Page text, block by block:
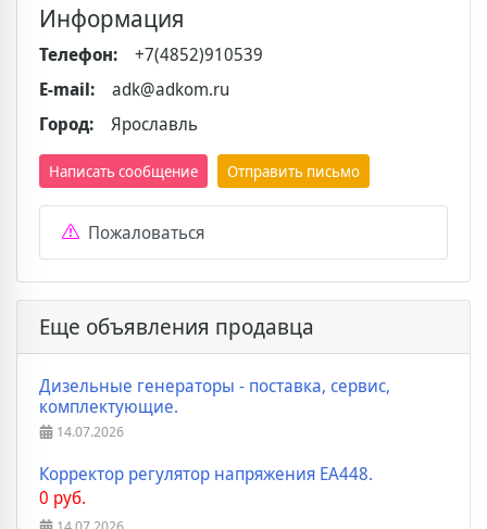
Информация
Телефон:
+7(4852)910539
E-mail:
adk@adkom.ru
Город:
Ярославль
Написать сообщение Отправить письмо
Пожаловаться
Еще объявления продавца
Дизельные генераторы - поставка, сервис,
комплектующие.
14.07.2026
Корректор регулятор напряжения EA448.
0 руб.